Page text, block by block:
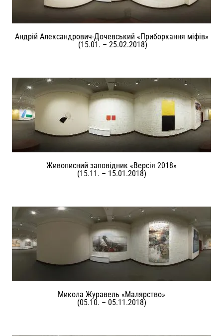
Андрій Александрович-Дочевський «Приборкання міфів»
(15.01. – 25.02.2018)
Живописний заповідник «Версія 2018»
(15.11. – 15.01.2018)
Микола Журавель «Малярство»
(05.10. – 05.11.2018)